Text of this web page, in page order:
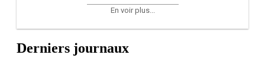
En voir plus...
Derniers journaux